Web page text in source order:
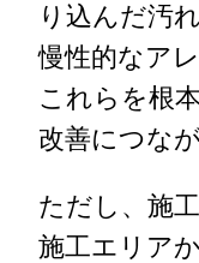
り込んだ汚
慢性的なア
これらを根
改善につな
ただし、施
施工エリア